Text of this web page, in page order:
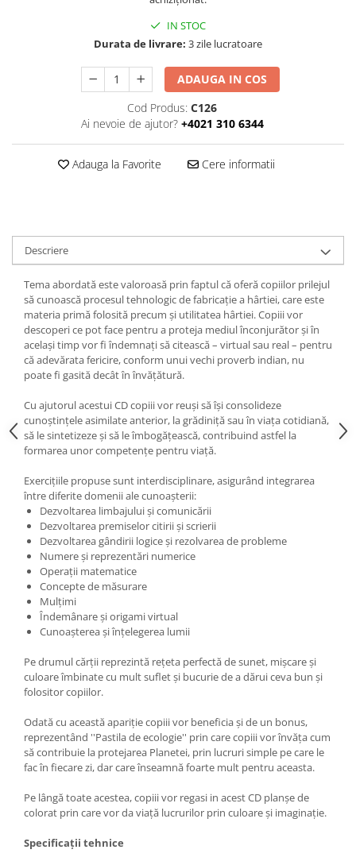
IN STOC
Durata de livrare: 3 zile lucratoare
ADAUGA IN COS
Cod Produs: C126
Ai nevoie de ajutor? +4021 310 6344
Adauga la Favorite Cere informatii
Descriere
Tema abordată este valoroasă prin faptul că oferă copiilor prilejul
să cunoască procesul tehnologic de fabricaţie a hârtiei, care este
materia primă folosită precum şi utilitatea hârtiei. Copiii vor
descoperi ce pot face pentru a proteja mediul înconjurător şi în
acelaşi timp vor fi îndemnaţi să citească – virtual sau real – pentru
că adevărata fericire, conform unui vechi proverb indian, nu
poate fi gasită decât în învăţătură.
Cu ajutorul acestui CD copiii vor reuşi să îşi consolideze
cunoştinţele asimilate anterior, la grădiniţă sau în viaţa cotidiană,
să le sintetizeze şi să le îmbogăţească, contribuind astfel la
formarea unor competenţe pentru viaţă.
Exerciţiile propuse sunt interdisciplinare, asigurând integrarea
între diferite domenii ale cunoaşterii:
Dezvoltarea limbajului şi comunicării
Dezvoltarea premiselor citirii şi scrierii
Dezvoltarea gândirii logice şi rezolvarea de probleme
Numere şi reprezentări numerice
Operaţii matematice
Concepte de măsurare
Mulţimi
Îndemânare şi origami virtual
Cunoaşterea şi înţelegerea lumii
Pe drumul cărţii reprezintă reţeta perfectă de sunet, mişcare şi
culoare îmbinate cu mult suflet şi bucurie de a dărui ceva bun şi
folositor copiilor.
Odată cu această apariţie copiii vor beneficia şi de un bonus,
reprezentând ''Pastila de ecologie'' prin care copiii vor învăţa cum
să contribuie la protejarea Planetei, prin lucruri simple pe care le
fac în fiecare zi, dar care înseamnă foarte mult pentru aceasta.
Pe lângă toate acestea, copiii vor regasi in acest CD planşe de
colorat prin care vor da viaţă lucrurilor prin culoare și imaginaţie.
Specificații tehnice